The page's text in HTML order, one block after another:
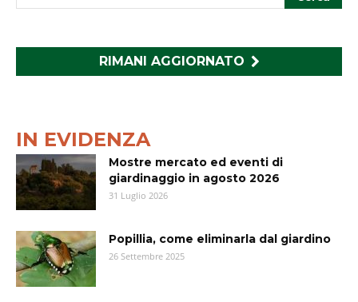
RIMANI AGGIORNATO
IN EVIDENZA
Mostre mercato ed eventi di
giardinaggio in agosto 2026
31 Luglio 2026
Popillia, come eliminarla dal giardino
26 Settembre 2025